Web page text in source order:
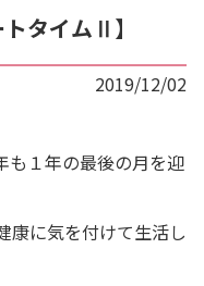
タイムⅡ】
2019/12/02
も１年の最後の月を迎
康に気を付けて生活し